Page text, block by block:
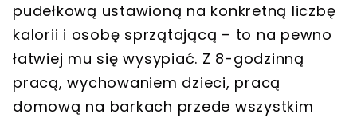
pudełkową ustawioną na konkretną liczbę
kalorii i osobę sprzątającą – to na pewno
łatwiej mu się wysypiać. Z 8-godzinną
pracą, wychowaniem dzieci, pracą
domową na barkach przede wszystkim